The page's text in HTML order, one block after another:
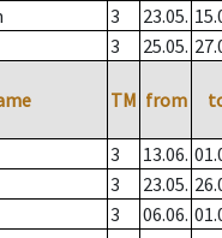
3 23.05.
3 25.05.
TM from
3 13.06.
3 23.05.
3 06.06.